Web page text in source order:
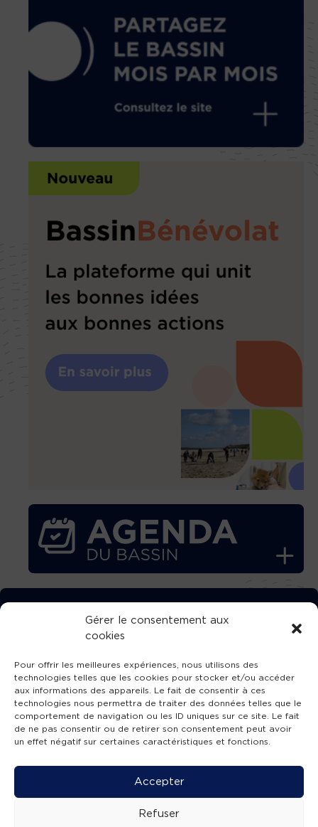
Gérer le consentement aux
cookies
Pour offrir les meilleures expériences, nous utilisons des
technologies telles que les cookies pour stocker et/ou accéder
aux informations des appareils. Le fait de consentir à ces
technologies nous permettra de traiter des données telles que le
comportement de navigation ou les ID uniques sur ce site. Le fait
de ne pas consentir ou de retirer son consentement peut avoir
un effet négatif sur certaines caractéristiques et fonctions.
Accepter
Refuser
TÉLÉCHARGEZ GRATUITEMENT
L’APPLICATION TVBA !
SUIVEZ-NOUS !
Mentions légales -Accessibilité